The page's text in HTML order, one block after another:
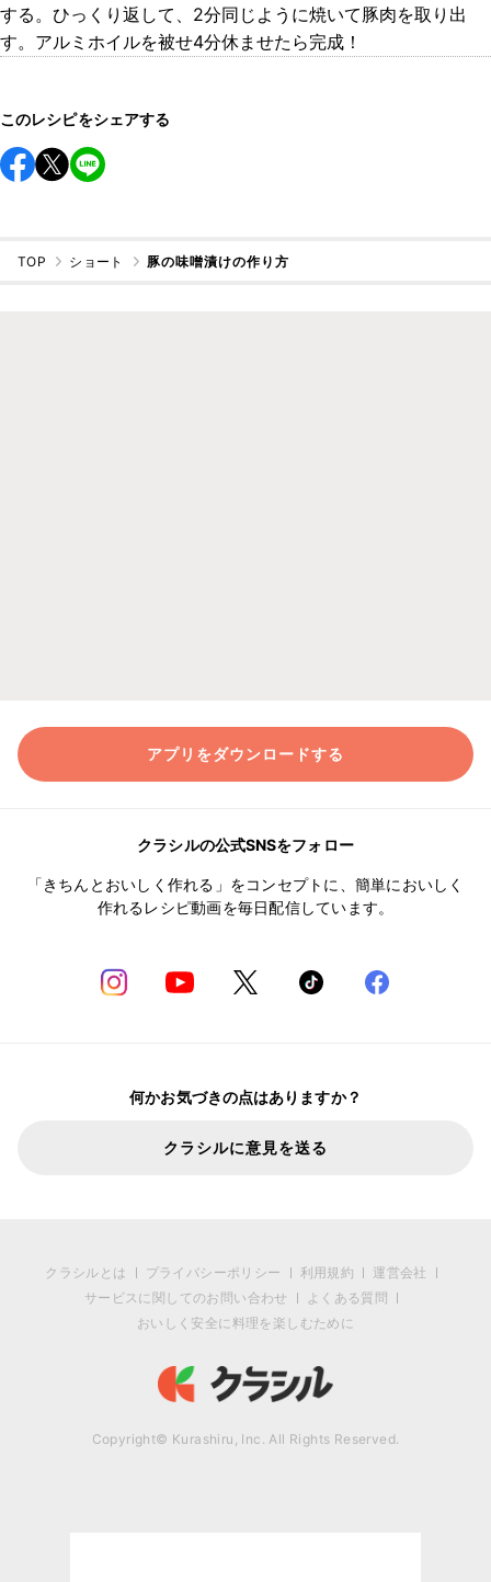
する。ひっくり返して、2分同じように焼いて豚肉を取り出
す。アルミホイルを被せ4分休ませたら完成！
このレシピをシェアする
TOP ショート 豚の味噌漬けの作り方
アプリをダウンロードする
クラシルの公式SNSをフォロー
「きちんとおいしく作れる」をコンセプトに、簡単においしく
作れるレシピ動画を毎日配信しています。
何かお気づきの点はありますか？
クラシルに意見を送る
クラシルとは プライバシーポリシー 利用規約
運営会社
サービスに関してのお問い合わせ
よくある質問
おいしく安全に料理を楽しむために
Copyright© Kurashiru, Inc. All Rights Reserved.